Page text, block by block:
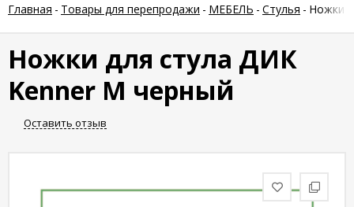
Гарантия
возврат
Новости
Главная - Товары для перепродажи - МЕБЕЛЬ - Стулья - Ножки
Ножки для стула ДИК
Kenner M черный
Оставить отзыв